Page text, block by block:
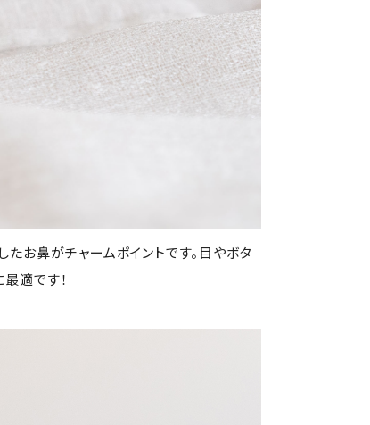
たお鼻がチャームポイントです。目やボタ
適です！